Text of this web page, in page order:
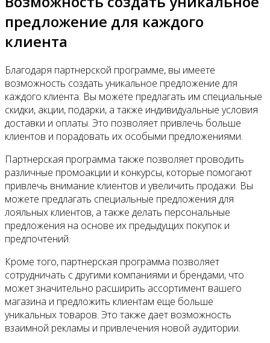
предложение для каждого
клиента
Благодаря партнерской программе, вы имеете
возможность создать уникальное предложение для
каждого клиента. Вы можете предлагать им специальные
скидки, акции, подарки, а также индивидуальные условия
доставки и оплаты. Это позволяет привлечь больше
клиентов и порадовать их особыми предложениями.
Партнерская программа также позволяет проводить
различные промоакции и конкурсы, которые помогают
привлечь внимание клиентов и увеличить продажи. Вы
можете предлагать специальные предложения для
лояльных клиентов, а также делать персональные
предложения на основе их предыдущих покупок и
предпочтений.
Кроме того, партнерская программа позволяет
сотрудничать с другими компаниями и брендами, что
может значительно расширить ассортимент вашего
магазина и предложить клиентам еще больше
уникальных товаров. Это также дает возможность
взаимной рекламы и привлечения новой аудитории.